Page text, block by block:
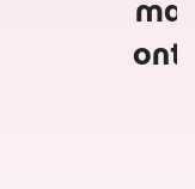
en sfeer is
vinden wij